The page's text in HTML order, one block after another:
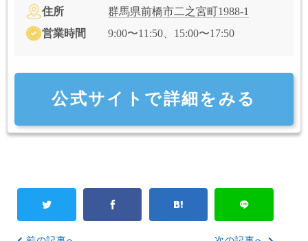
住所
群馬県前橋市二之宮町1988-1
営業時間
9:00〜11:50、15:00〜17:50
公式サイトで詳細をみる